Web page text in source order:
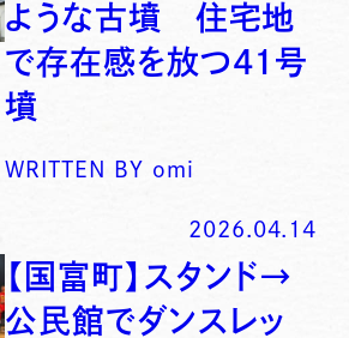
ような古墳 住宅地
で存在感を放つ41号
墳
WRITTEN BY omi
2026.04.14
【国富町】スタンド→
公民館でダンスレッ